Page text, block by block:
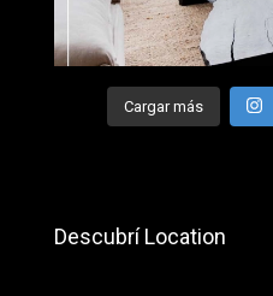
Cargar más
Descubrí Location